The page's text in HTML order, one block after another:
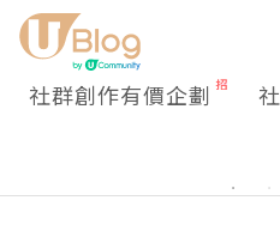
社群創作有價企劃